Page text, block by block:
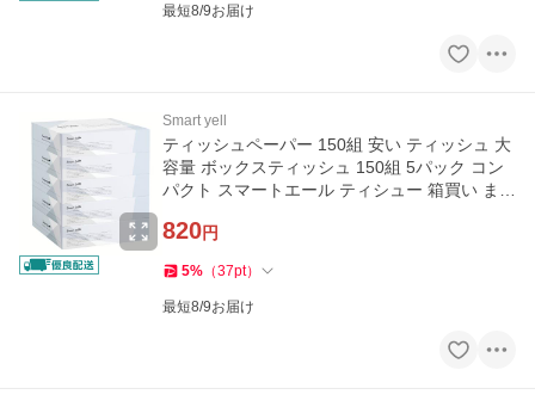
最短8/9お届け
Smart yell
ティッシュペーパー 150組 安い ティッシュ 大
容量 ボックスティッシュ 150組 5パック コン
パクト スマートエール ティシュー 箱買い まと
820円
5% （37pt）
最短8/9お届け